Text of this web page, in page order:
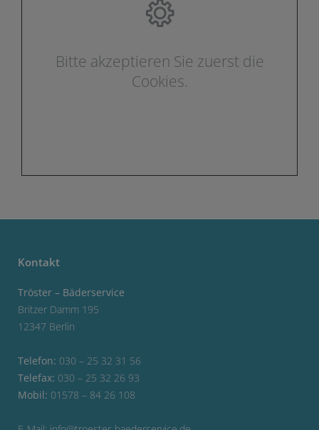
Bitte akzeptieren Sie zuerst die
Cookies.
Kontakt
Tröster – Bäderservice
Britzer Damm 195
12347 Berlin
Telefon: 030 – 25 32 31 56
Telefax: 030 – 25 32 26 93
Mobil: 01578 – 84 26 108